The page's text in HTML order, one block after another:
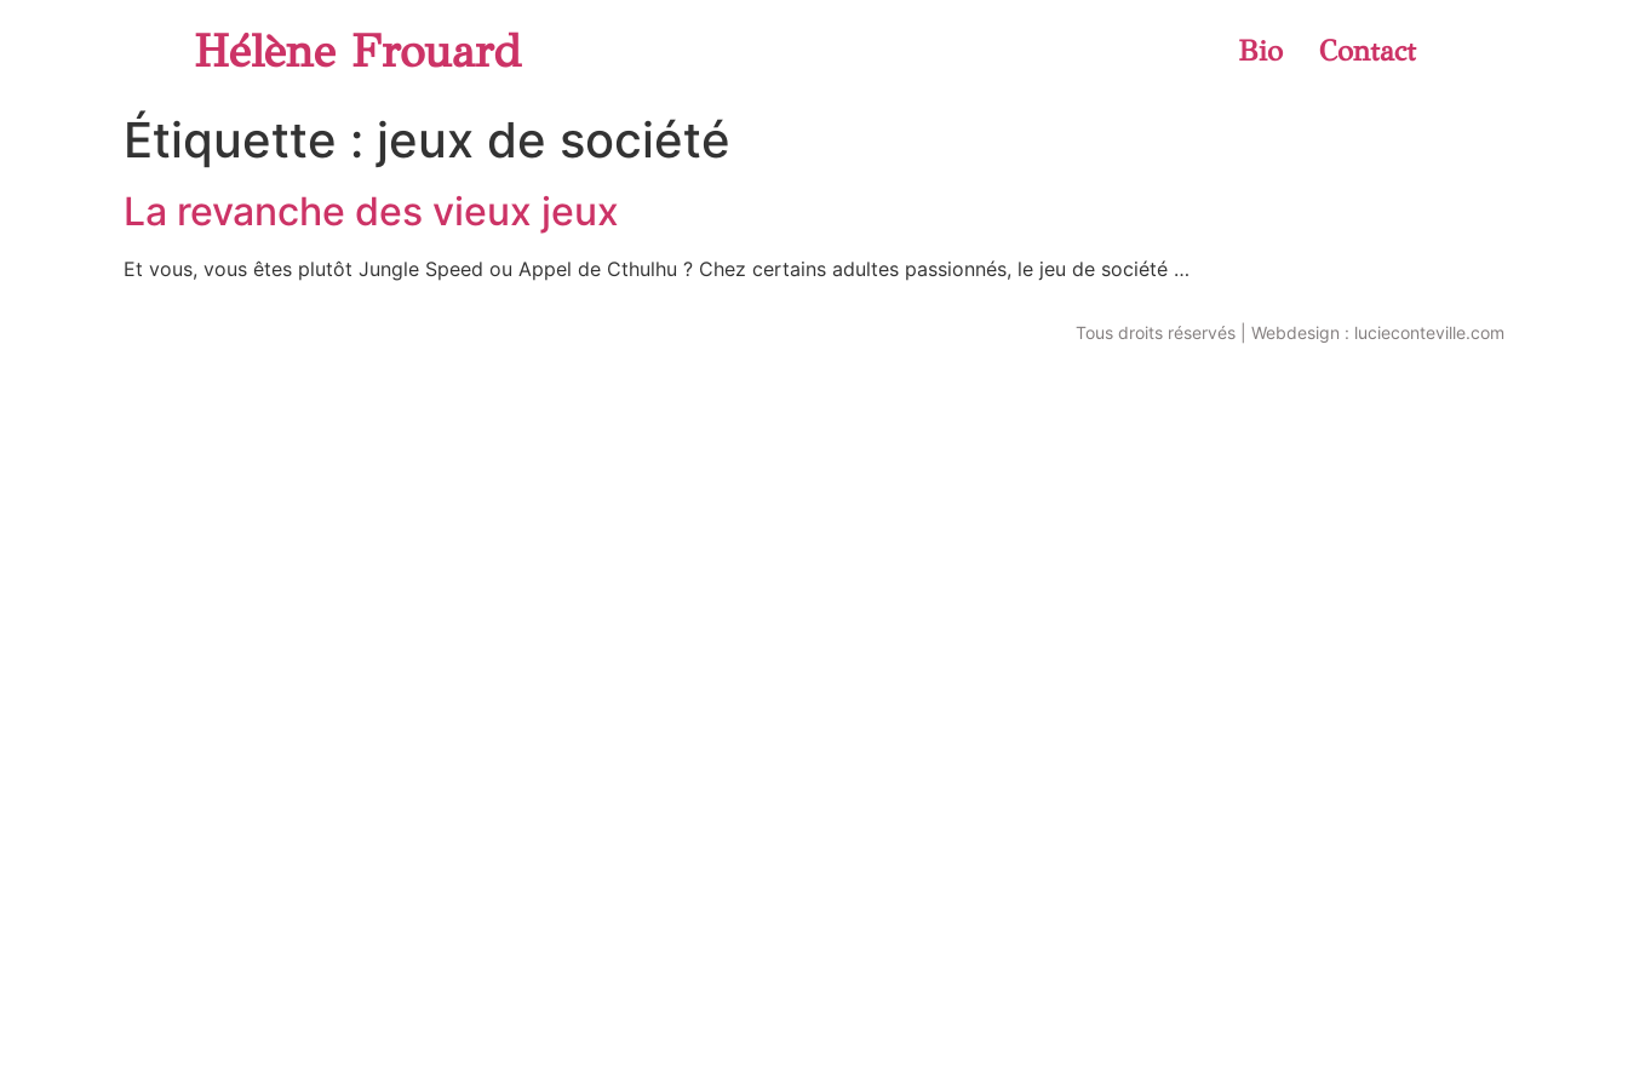
Hélène Frouard Bio Contact
Étiquette : jeux de société
La revanche des vieux jeux
Et vous, vous êtes plutôt Jungle Speed ou Appel de Cthulhu ? Chez certains adultes passionnés, le jeu de société …
Tous droits réservés | Webdesign : lucieconteville.com